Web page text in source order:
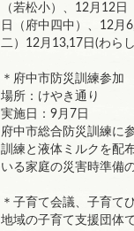
（若松小）、12月12
日（府中四中）、12月
二）12月13,17日(わらし
＊府中市防災訓練参加
場所：けやき通り
実施日：9月7日
府中市総合防災訓練に
訓練と液体ミルクを配
いる家庭の災害時準備
＊子育て会議、子育て
地域の子育て支援団体